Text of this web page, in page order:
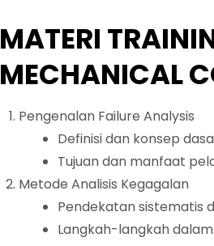
MATERI
MECHANICAL
Pengenalan Failure Analysis
Definisi dan konsep
Tujuan dan manfaat
Metode Analisis Kegagalan
Pendekatan sistematis
Langkah-langkah